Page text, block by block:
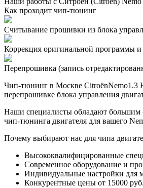
Как проходит чип-тюнинг
Считывание прошивки из блока
Коррекция оригинальной программы
Перепрошивка (запись
Чип-тюнинг в Москве CitroënNemo1.3
перепрошивке блока управления
Наши специалисты обладают большим
чип-тюнинга двигателя для вашего
Почему выбирают нас для чипа
Высококвалифицированные
Современное оборудование и
Индивидуальные настройки для
Конкурентные цены от 15000 руб.